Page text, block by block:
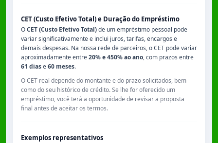
CET (Custo Efetivo Total) e Duração do Empréstimo
OCET (Custo Efetivo Total)de um empréstimo pessoal pode
variar significativamente e inclui juros, tarifas, encargos e
demais despesas. Na nossa rede de parceiros, o CET pode variar
aproximadamente entre20% e 450% ao ano, com prazos entre
61 diase60 meses.
O CET real depende do montante e do prazo solicitados, bem
como do seu histórico de crédito. Se lhe for oferecido um
empréstimo, você terá a oportunidade de revisar a proposta
final antes de aceitar os termos.
Exemplos representativos